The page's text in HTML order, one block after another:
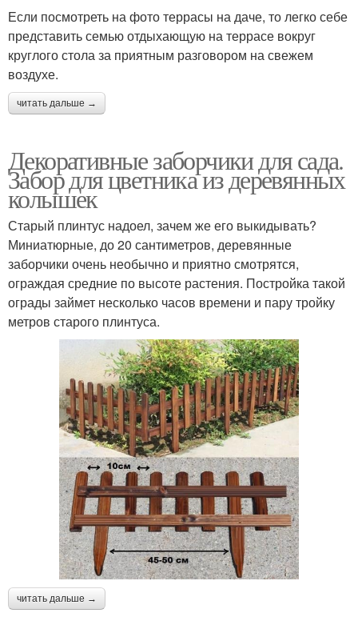
Если посмотреть на фото террасы на даче, то легко себе
представить семью отдыхающую на террасе вокруг
круглого стола за приятным разговором на свежем
воздухе.
читать дальше →
Декоративные заборчики для сада.
Забор для цветника из деревянных
колышек
Старый плинтус надоел, зачем же его выкидывать?
Миниатюрные, до 20 сантиметров, деревянные
заборчики очень необычно и приятно смотрятся,
ограждая средние по высоте растения. Постройка такой
ограды займет несколько часов времени и пару тройку
метров старого плинтуса.
читать дальше →